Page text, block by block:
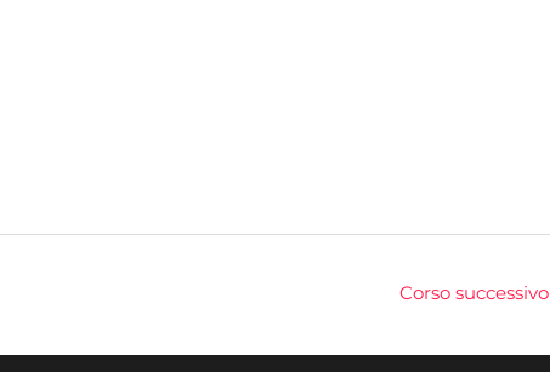
Corso successivo